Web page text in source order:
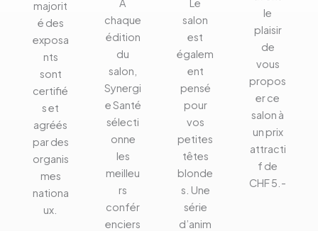
majorit
é des
exposa
nts
sont
certifié
s et
agréés
par des
organis
mes
nationa
ux.
À
chaque
édition
du
salon,
Synergi
e Santé
sélecti
onne
les
meilleu
rs
confér
enciers
Le
salon
est
égalem
ent
pensé
pour
vos
petites
têtes
blonde
s. Une
série
d’anim
le
plaisir
de
vous
propos
er ce
salon à
un prix
attracti
f de
CHF 5.-